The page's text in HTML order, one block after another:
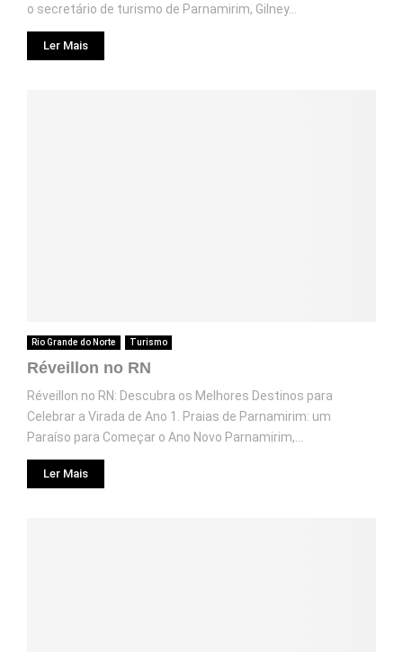
o secretário de turismo de Parnamirim, Gilney...
Ler Mais
Rio Grande do Norte Turismo
Réveillon no RN
Réveillon no RN: Descubra os Melhores Destinos para
Celebrar a Virada de Ano 1. Praias de Parnamirim: um
Paraíso para Começar o Ano Novo Parnamirim,...
Ler Mais